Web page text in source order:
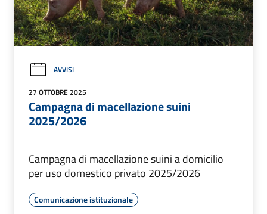
AVVISI
27 OTTOBRE 2025
Campagna di macellazione suini
2025/2026
Campagna di macellazione suini a domicilio
per uso domestico privato 2025/2026
Comunicazione istituzionale